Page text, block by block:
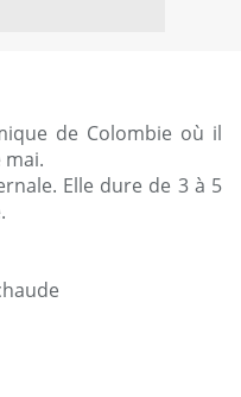
de Colombie où il
Elle dure de 3 à 5